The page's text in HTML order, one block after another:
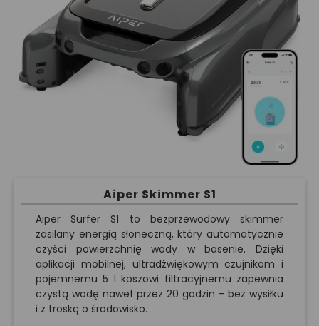
Aiper Skimmer S1
Aiper Surfer S1 to bezprzewodowy skimmer
zasilany energią słoneczną, który automatycznie
czyści powierzchnię wody w basenie. Dzięki
aplikacji mobilnej, ultradźwiękowym czujnikom i
pojemnemu 5 l koszowi filtracyjnemu zapewnia
czystą wodę nawet przez 20 godzin – bez wysiłku
i z troską o środowisko.